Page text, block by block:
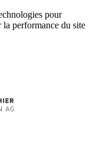
pour
la performance du site